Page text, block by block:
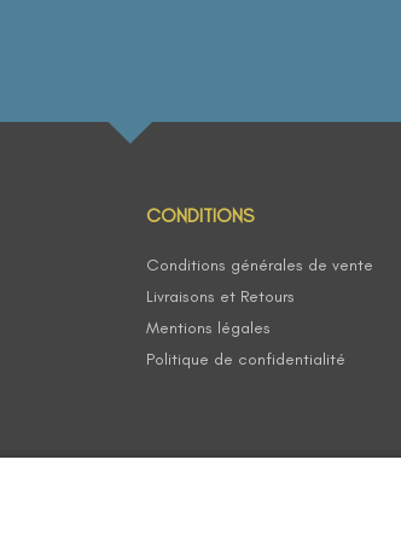
CONDITIONS
Conditions générales de vente
Livraisons et Retours
Mentions légales
Politique de confidentialité